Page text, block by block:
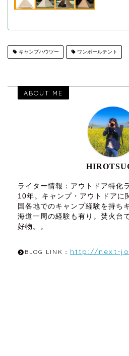
キャンプハウツー ワンポールテント
ABOUT ME
ライター情報：アウトドア特化
10年。キャンプ・アウトドアに
国各地でのキャンプ経験を持ち
海道一周の経験も有り。焚火台
好物。。
BLOG LINK： http://next-